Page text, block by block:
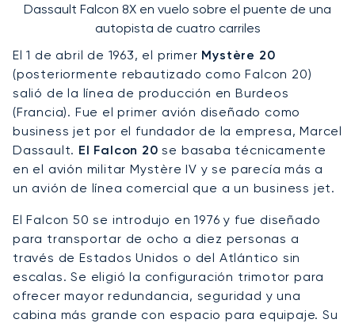
Dassault Falcon 8X en vuelo sobre el puente de una
autopista de cuatro carriles
El 1 de abril de 1963, el primer Mystère 20
(posteriormente rebautizado como Falcon 20)
salió de la línea de producción en Burdeos
(Francia). Fue el primer avión diseñado como
business jet por el fundador de la empresa, Marcel
Dassault. El Falcon 20se basaba técnicamente
en el avión militar Mystère IV y se parecía más a
un avión de línea comercial que a un business jet.
El Falcon 50 se introdujo en 1976 y fue diseñado
para transportar de ocho a diez personas a
través de Estados Unidos o del Atlántico sin
escalas. Se eligió la configuración trimotor para
ofrecer mayor redundancia, seguridad y una
cabina más grande con espacio para equipaje. Su